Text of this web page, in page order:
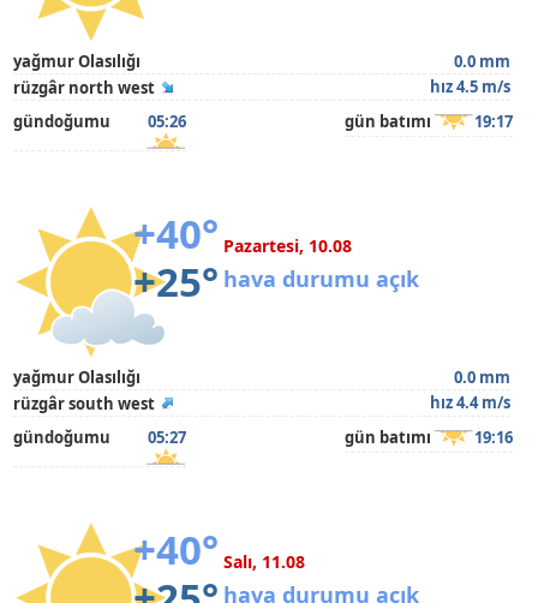
yağmur Olasılığı
0.0 mm
rüzgâr north west
hız 4.5 m/s
gündoğumu
05:26 gün batımı 19:17
+40°
+25°
Pazartesi, 10.08
hava durumu açık
yağmur Olasılığı
0.0 mm
rüzgâr south west
hız 4.4 m/s
gündoğumu
05:27 gün batımı 19:16
+40° Salı, 11.08
hava durumu açık